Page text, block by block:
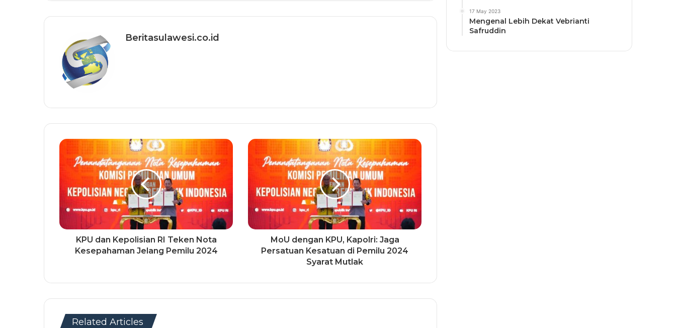
Beritasulawesi.co.id
KPU dan Kepolisian RI Teken Nota
Kesepahaman Jelang Pemilu 2024
MoU dengan KPU, Kapolri: Jaga
Persatuan Kesatuan di Pemilu 2024
Syarat Mutlak
Related Articles
17 May 2023
Mengenal Lebih Dekat Vebrianti
Safruddin